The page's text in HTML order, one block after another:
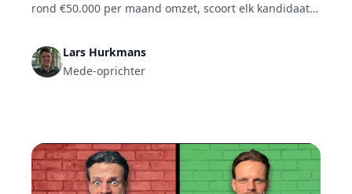
rond €50.000 per maand omzet, scoort elk kandidaat-
en Jelle Boeijer wegen zoekvolume, omzet,
concurrentie en reviews, valideren met de
nicheverkenner, termwijzer en productdatabase, en
Lars Hurkmans
Mede-oprichter